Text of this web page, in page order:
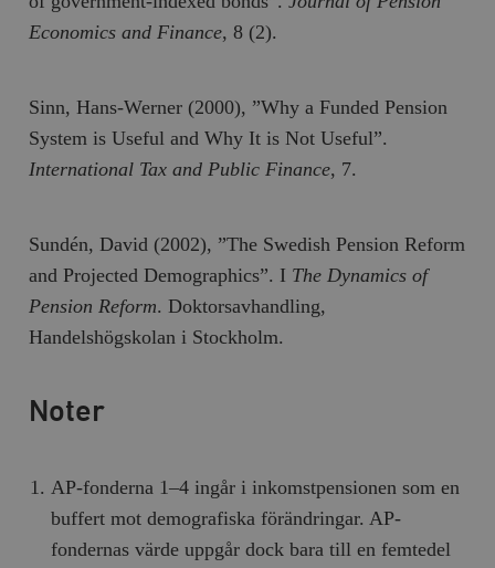
Economics and Finance, 8 (2).
Sinn, Hans-Werner (2000), ”Why a Funded Pension
System is Useful and Why It is Not Useful”.
International Tax and Public Finance, 7.
Sundén, David (2002), ”The Swedish Pension Reform
and Projected Demographics”. I The Dynamics of
Pension Reform. Doktorsavhandling,
Handelshögskolan i Stockholm.
Noter
AP-fonderna 1–4 ingår i inkomstpensionen som en
buffert mot demografiska förändringar. AP-
fondernas värde uppgår dock bara till en femtedel